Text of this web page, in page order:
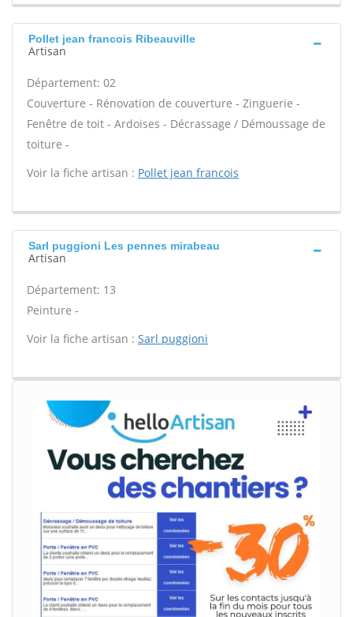
Pollet jean francois Ribeauville
Artisan
Département: 02
Couverture - Rénovation de couverture - Zinguerie -
Fenêtre de toit - Ardoises - Décrassage / Démoussage de
toiture -
Voir la fiche artisan : Pollet jean francois
Sarl puggioni Les pennes mirabeau
Artisan
Département: 13
Peinture -
Voir la fiche artisan : Sarl puggioni